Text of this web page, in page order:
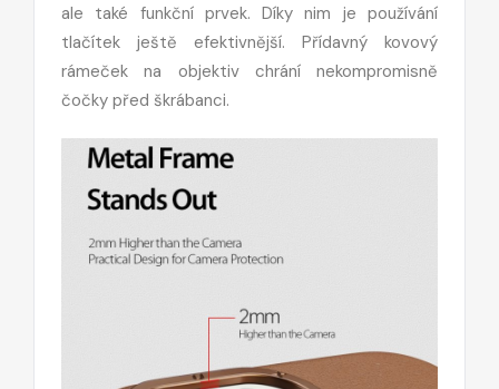
ale také funkční prvek. Díky nim je používání
tlačítek ještě efektivnější. Přídavný kovový
rámeček na objektiv chrání nekompromisně
čočky před škrábanci.